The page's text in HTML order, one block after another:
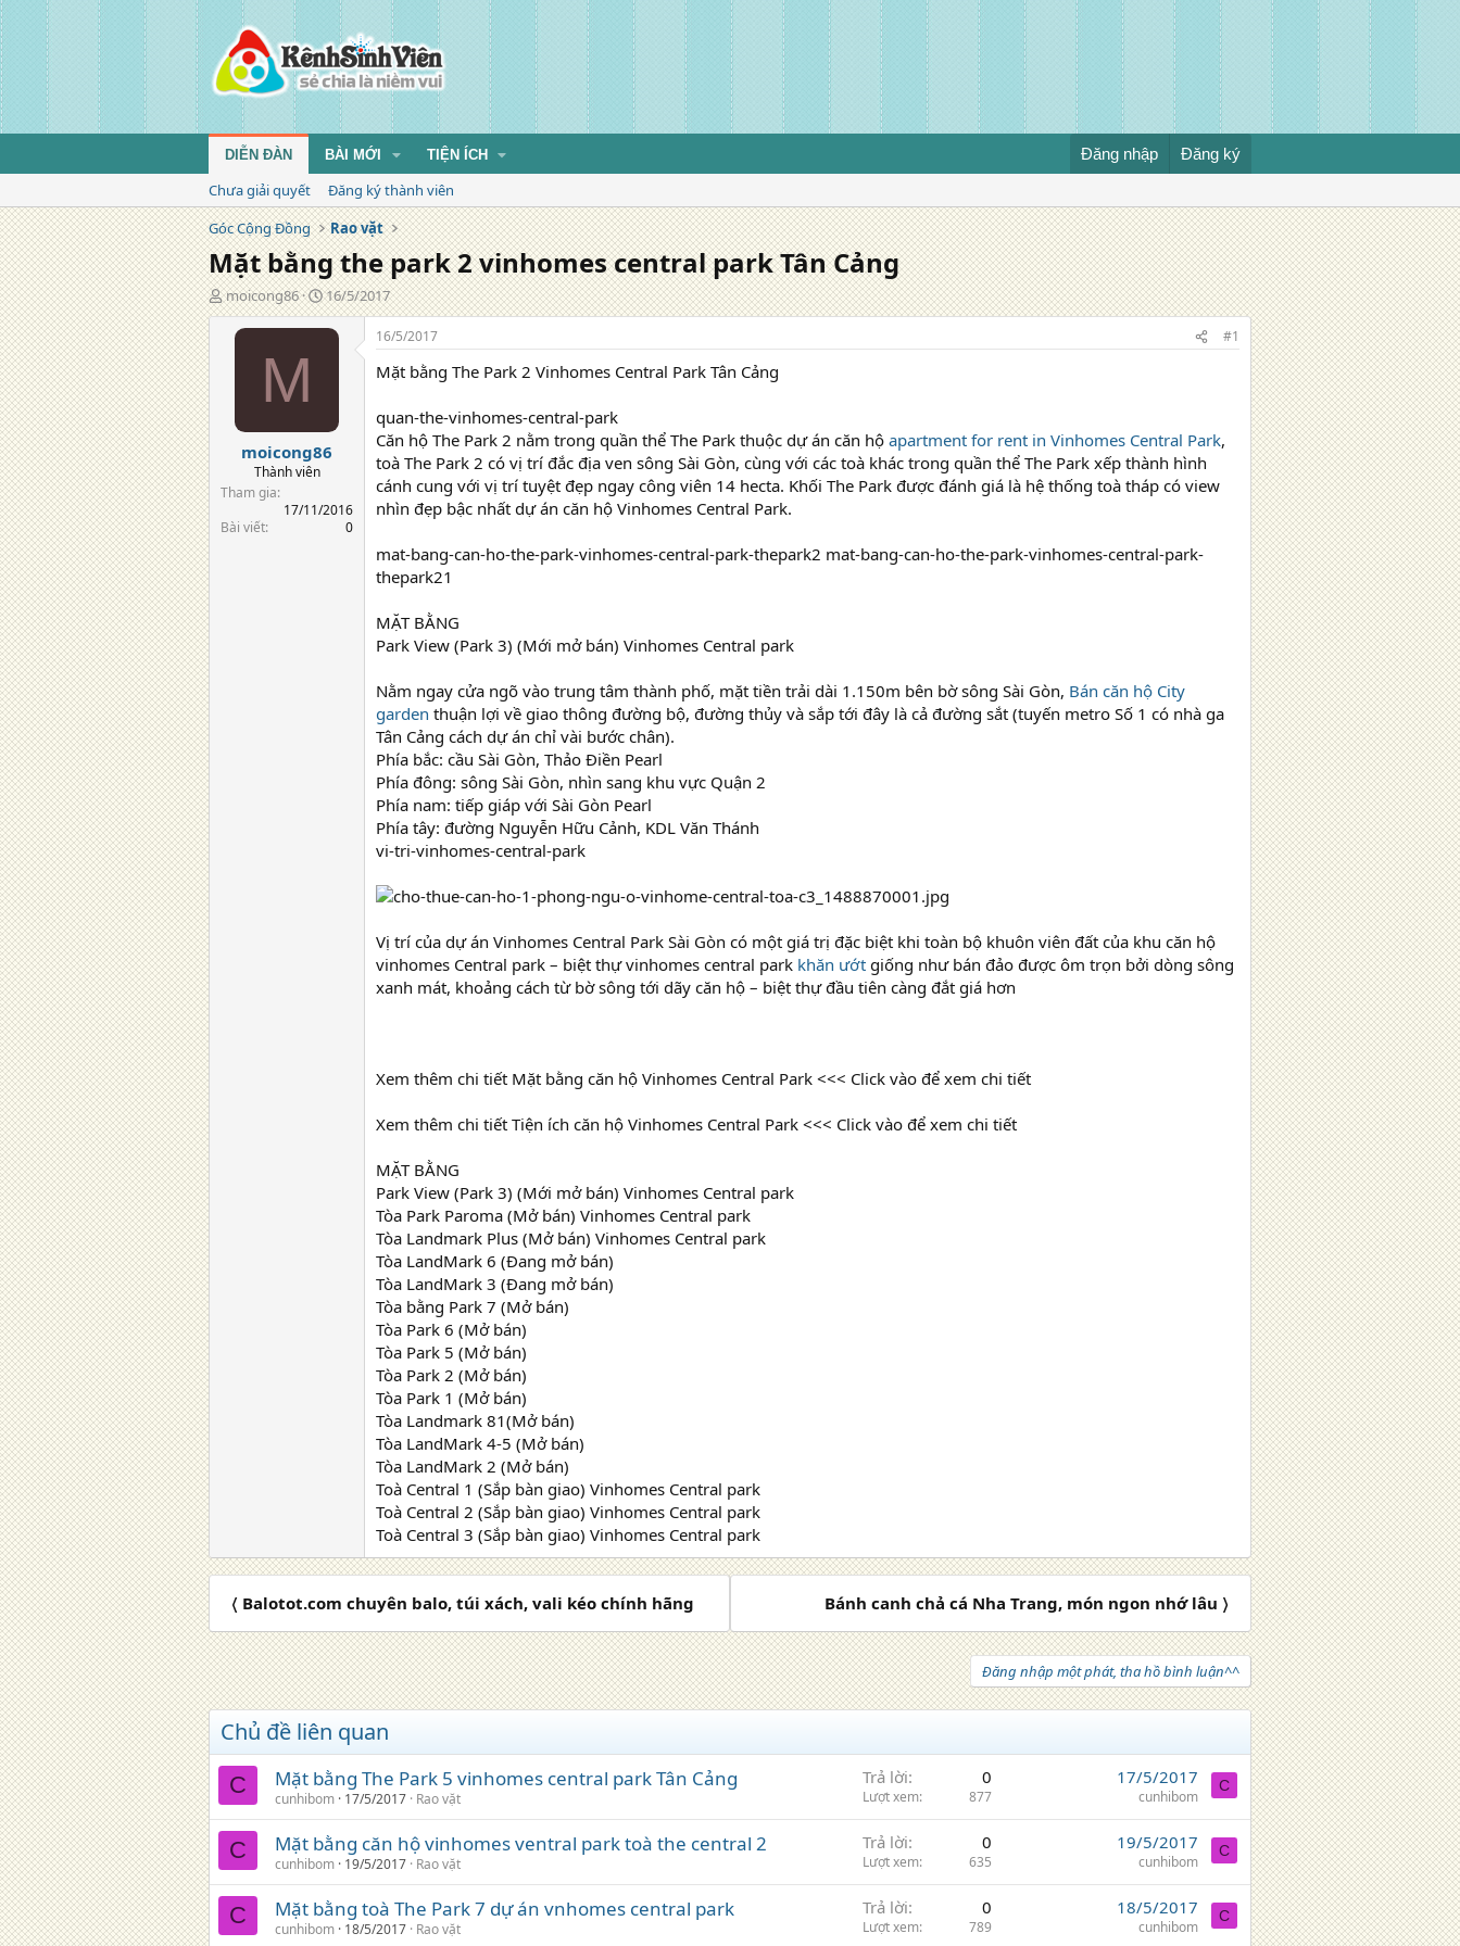
DIỄN ĐÀN BÀI MỚI TIỆN ÍCH Đăng nhập Đăng ký
Chưa giải quyết
Đăng ký thành viên
Góc Cộng Đồng
Rao vặt
Mặt bằng the park 2 vinhomes central park Tân Cảng
T
á
moicong86
N
g
à
g
16/5/2017
M
moicong86
Thành viên
Tham gia
17/11/2016
Bài viết
0
16/5/2017 #1
Mặt bằng The Park 2 Vinhomes Central Park Tân Cảng
quan-the-vinhomes-central-park
Căn hộ The Park 2 nằm trong quần thể The Park thuộc dự án căn hộ apartment for rent in Vinhomes Central Park,
toà The Park 2 có vị trí đắc địa ven sông Sài Gòn, cùng với các toà khác trong quần thể The Park xếp thành hình
cánh cung với vị trí tuyệt đẹp ngay công viên 14 hecta. Khối The Park được đánh giá là hệ thống toà tháp có view
nhìn đẹp bậc nhất dự án căn hộ Vinhomes Central Park.
mat-bang-can-ho-the-park-vinhomes-central-park-thepark2 mat-bang-can-ho-the-park-vinhomes-central-park-
thepark21
MẶT BẰNG
Park View (Park 3) (Mới mở bán) Vinhomes Central park
Nằm ngay cửa ngõ vào trung tâm thành phố, mặt tiền trải dài 1.150m bên bờ sông Sài Gòn, Bán căn hộ City
garden thuận lợi về giao thông đường bộ, đường thủy và sắp tới đây là cả đường sắt (tuyến metro Số 1 có nhà ga
Tân Cảng cách dự án chỉ vài bước chân).
Phía bắc: cầu Sài Gòn, Thảo Điền Pearl
Phía đông: sông Sài Gòn, nhìn sang khu vực Quận 2
Phía nam: tiếp giáp với Sài Gòn Pearl
Phía tây: đường Nguyễn Hữu Cảnh, KDL Văn Thánh
vi-tri-vinhomes-central-park
Vị trí của dự án Vinhomes Central Park Sài Gòn có một giá trị đặc biệt khi toàn bộ khuôn viên đất của khu căn hộ
vinhomes Central park – biệt thự vinhomes central park khăn ướt giống như bán đảo được ôm trọn bởi dòng sông
xanh mát, khoảng cách từ bờ sông tới dãy căn hộ – biệt thự đầu tiên càng đắt giá hơn
Xem thêm chi tiết Mặt bằng căn hộ Vinhomes Central Park <<< Click vào để xem chi tiết
Xem thêm chi tiết Tiện ích căn hộ Vinhomes Central Park <<< Click vào để xem chi tiết
MẶT BẰNG
Park View (Park 3) (Mới mở bán) Vinhomes Central park
Tòa Park Paroma (Mở bán) Vinhomes Central park
Tòa Landmark Plus (Mở bán) Vinhomes Central park
Tòa LandMark 6 (Đang mở bán)
Tòa LandMark 3 (Đang mở bán)
Tòa bằng Park 7 (Mở bán)
Tòa Park 6 (Mở bán)
Tòa Park 5 (Mở bán)
Tòa Park 2 (Mở bán)
Tòa Park 1 (Mở bán)
Tòa Landmark 81(Mở bán)
Tòa LandMark 4-5 (Mở bán)
Tòa LandMark 2 (Mở bán)
Toà Central 1 (Sắp bàn giao) Vinhomes Central park
Toà Central 2 (Sắp bàn giao) Vinhomes Central park
Toà Central 3 (Sắp bàn giao) Vinhomes Central park
〈 Balotot.com chuyên balo, túi xách, vali kéo chính hãng Bánh canh chả cá Nha Trang, món ngon nhớ lâu 〉
Đăng nhập một phát, tha hồ bình luận^^
Chủ đề liên quan
C Mặt bằng The Park 5 vinhomes central park Tân Cảng
cunhibom 17/5/2017 Rao vặt
Trả lời 0
Lượt xem 877
17/5/2017
cunhibom
C
C Mặt bằng căn hộ vinhomes ventral park toà the central 2
cunhibom 19/5/2017 Rao vặt
Trả lời 0
Lượt xem 635
19/5/2017
cunhibom
C
C Mặt bằng toà The Park 7 dự án vnhomes central park
cunhibom 18/5/2017 Rao vặt
Trả lời 0
Lượt xem 789
18/5/2017
cunhibom
C